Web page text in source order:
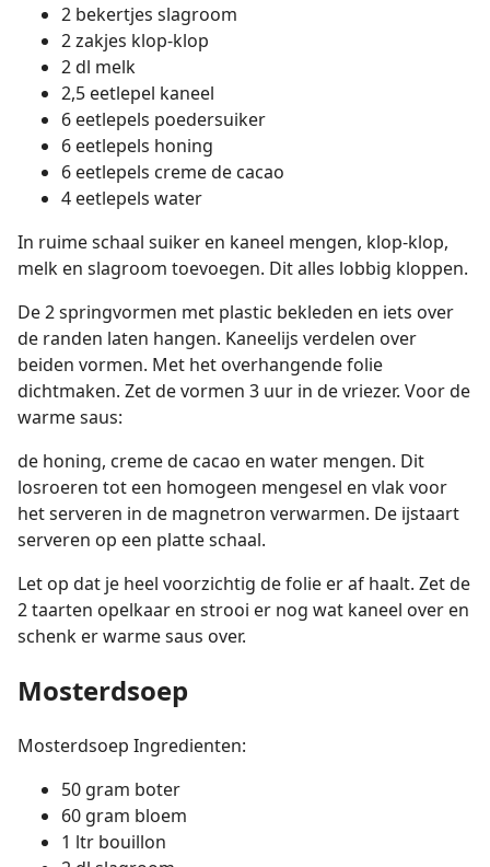
2 bekertjes slagroom
2 zakjes klop-klop
2 dl melk
2,5 eetlepel kaneel
6 eetlepels poedersuiker
6 eetlepels honing
6 eetlepels creme de cacao
4 eetlepels water
In ruime schaal suiker en kaneel mengen, klop-klop,
melk en slagroom toevoegen. Dit alles lobbig kloppen.
De 2 springvormen met plastic bekleden en iets over
de randen laten hangen. Kaneelijs verdelen over
beiden vormen. Met het overhangende folie
dichtmaken. Zet de vormen 3 uur in de vriezer. Voor de
warme saus:
de honing, creme de cacao en water mengen. Dit
losroeren tot een homogeen mengesel en vlak voor
het serveren in de magnetron verwarmen. De ijstaart
serveren op een platte schaal.
Let op dat je heel voorzichtig de folie er af haalt. Zet de
2 taarten opelkaar en strooi er nog wat kaneel over en
schenk er warme saus over.
Mosterdsoep
Mosterdsoep Ingredienten:
50 gram boter
60 gram bloem
1 ltr bouillon